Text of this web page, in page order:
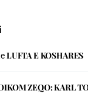
LUFTA E KOSHARES
ZEQO: KARL